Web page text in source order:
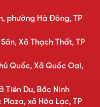
phường Hà Đông, TP
Xã Thạch Thất, TP
Quốc, Xã Quốc Oai,
Tiên Du, Bắc Ninh
xã Hòa Lạc, TP